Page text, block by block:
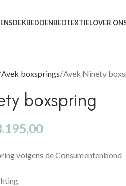
DEKBEDDENBEDTEXTIELOVER
Avek boxsprings Avek Ninety
boxspring
volgens de Consumentenbond